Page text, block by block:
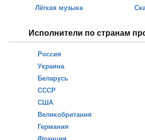
Лёгкая музыка
Исполнители по странам
Россия
Украина
Беларусь
СССР
США
Великобритания
Германия